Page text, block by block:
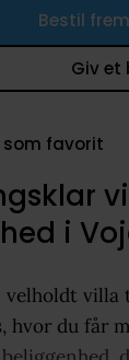
Giv et
Bestil
de seneste 7
i
velholdt
hvor du får